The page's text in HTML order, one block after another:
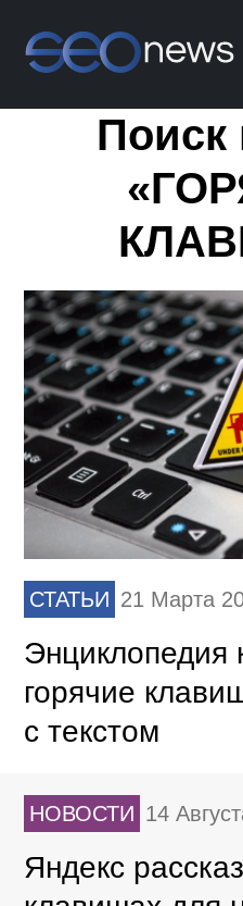
Поиск
СТАТЬИ 21 Марта
Энциклопедия
горячие
с текстом
НОВОСТИ 14
Яндекс